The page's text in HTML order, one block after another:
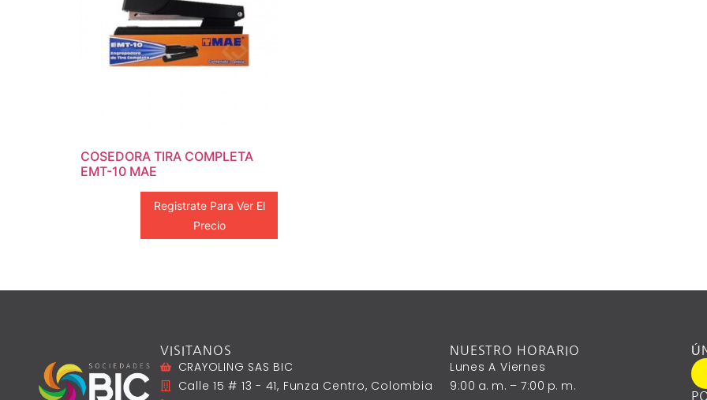
COSEDORA TIRA COMPLETA
EMT-10 MAE
Registrate Para Ver El
Precio
VISITANOS
CRAYOLING SAS BIC
Calle 15 # 13 - 41, Funza Centro, Colombia
NUESTRO HORARIO
Lunes A ‎Viernes
9:00 A. M. – 7:00 P. M.